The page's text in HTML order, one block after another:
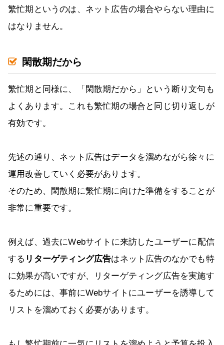
繁忙期というのは、ネット広告の場合やらない理由に
はなりません。
閑散期だから
繁忙期と同様に、「閑散期だから」という断り文句も
よくあります。これも繁忙期の場合と同じ切り返しが
有効です。
先述の通り、ネット広告はデータを溜めながら徐々に
運用改善していく必要があります。
そのため、閑散期に繁忙期に向けた準備をすることが
非常に重要です。
例えば、過去にWebサイトに来訪したユーザーに配信
する リターゲティング広告はネット広告のなかでも特
に効果が高いですが、リターゲティング広告を実施す
るためには、事前にWebサイトにユーザーを誘導して
リストを溜めておく必要があります。